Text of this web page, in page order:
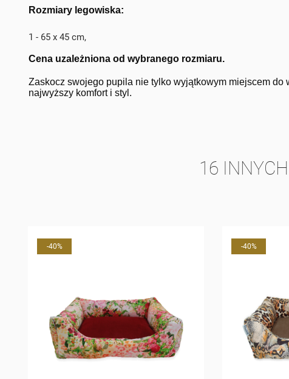
Rozmiary legowiska:
1 - 65 x 45 cm,
Cena uzależniona od wybranego rozmiaru.
Zaskocz swojego pupila nie tylko wyjątkowym miejscem
najwyższy komfort i styl.
16
-40% -40%